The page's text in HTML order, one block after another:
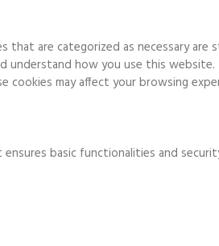
are categorized as necessary are
how you use this
may affect your browsing
basic functionalities and